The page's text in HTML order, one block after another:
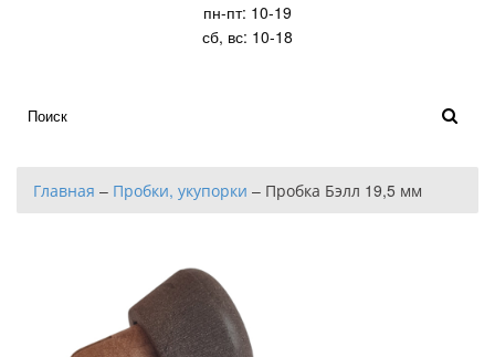
пн-пт: 10-19
сб, вс: 10-18
Главная – Пробки, укупорки – Пробка Бэлл 19,5 мм